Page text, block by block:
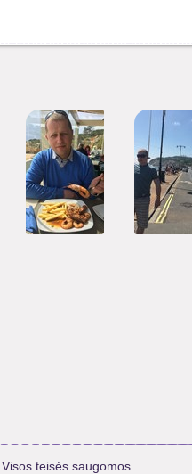
teisės saugomos.